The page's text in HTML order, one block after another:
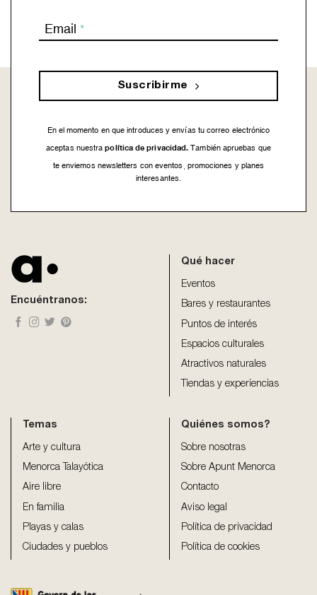
Email *
Suscribirme
En el momento en que introduces y envías tu correo electrónico
aceptas nuestra política de privacidad. También apruebas que
te enviemos newsletters con eventos, promociones y planes
interesantes.
left
Encuéntranos:
Qué hacer
Eventos
Bares y restaurantes
Puntos de interés
Espacios culturales
Atractivos naturales
Tiendas y experiencias
Temas
Arte y cultura
Menorca Talayótica
Aire libre
En familia
Playas y calas
Ciudades y pueblos
Quiénes somos?
Sobre nosotras
Sobre Apunt Menorca
Contacto
Aviso legal
Política de privacidad
Política de cookies